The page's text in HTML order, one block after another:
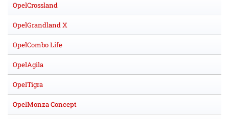
OpelCrossland
OpelGrandland X
OpelCombo Life
OpelAgila
OpelTigra
OpelMonza Concept